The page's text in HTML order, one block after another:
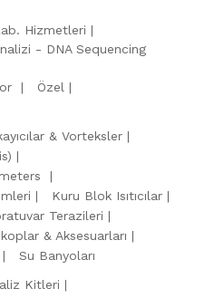
Hizmetleri
- DNA Sequencing
Özel
& Vorteksler
Kuru Blok Isıtıcılar
Terazileri
& Aksesuarları
Su Banyoları
Kitleri